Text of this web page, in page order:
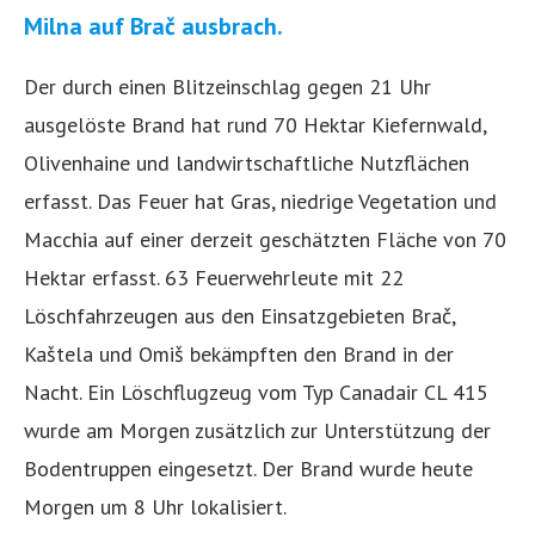
Milna auf Brač ausbrach.
Der durch einen Blitzeinschlag gegen 21 Uhr
ausgelöste Brand hat rund 70 Hektar Kiefernwald,
Olivenhaine und landwirtschaftliche Nutzflächen
erfasst. Das Feuer hat Gras, niedrige Vegetation und
Macchia auf einer derzeit geschätzten Fläche von 70
Hektar erfasst. 63 Feuerwehrleute mit 22
Löschfahrzeugen aus den Einsatzgebieten Brač,
Kaštela und Omiš bekämpften den Brand in der
Nacht. Ein Löschflugzeug vom Typ Canadair CL 415
wurde am Morgen zusätzlich zur Unterstützung der
Bodentruppen eingesetzt. Der Brand wurde heute
Morgen um 8 Uhr lokalisiert.